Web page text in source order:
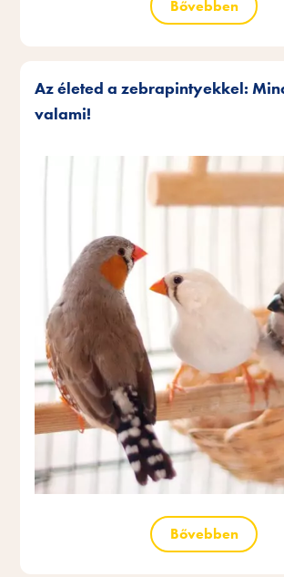
Bővebben
Az életed a zebrapintyekkel:
valami!
Bővebben